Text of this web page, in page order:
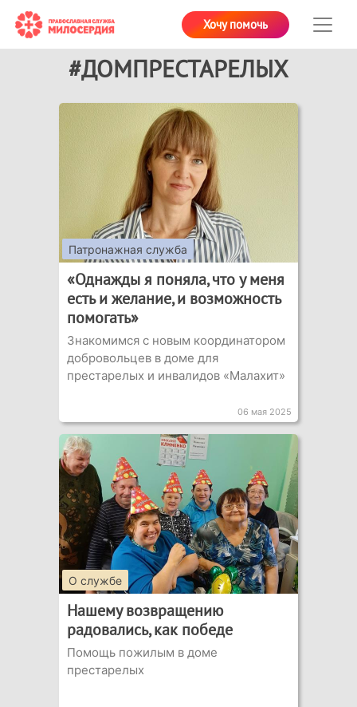
Хочу помочь
#ДОМПРЕСТАРЕЛЫХ
Патронажная служба
«Однажды я поняла, что у меня
есть и желание, и возможность
помогать»
Знакомимся с новым координатором
добровольцев в доме для
престарелых и инвалидов «Малахит»
06 мая 2025
О службе
Нашему возвращению
радовались, как победе
Помощь пожилым в доме
престарелых